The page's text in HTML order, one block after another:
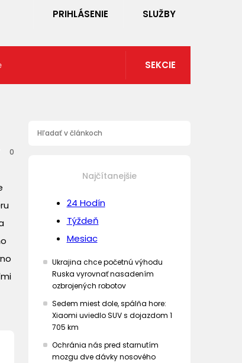
PRIHLÁSENIE SLUŽBY
SEKCIE
0
Najčítanejšie
24 Hodín
Týždeň
Mesiac
Ukrajina chce početnú výhodu
Ruska vyrovnať nasadením
ozbrojených robotov
Sedem miest dole, spálňa hore:
Xiaomi uviedlo SUV s dojazdom 1
705 km
Ochránia nás pred starnutím
mozgu dve dávky nosového